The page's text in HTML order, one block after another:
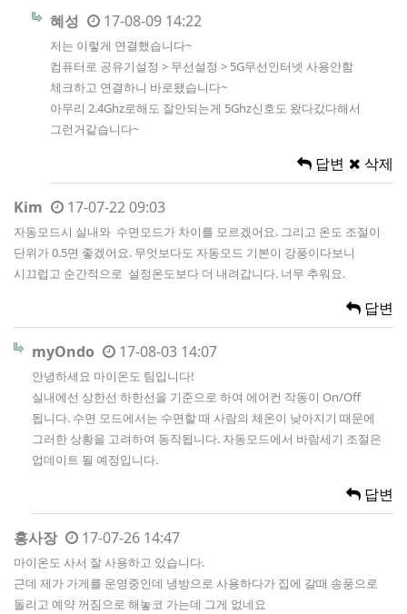
혜성 17-08-09 14:22
저는 이렇게 연결했습니다~
컴퓨터로 공유기설정 > 무선설정 > 5G무선인터넷 사용안함
체크하고 연결하니 바로됐습니다~
아무리 2.4Ghz로해도 잘안되는게 5Ghz신호도 왔다갔다해서
그런거같습니다~
답변 삭제
Kim 17-07-22 09:03
자동모드시 실내와 수면모드가 차이를 모르겠어요. 그리고 온도 조절이
단위가 0.5면 좋겠어요. 무엇보다도 자동모드 기본이 강풍이다보니
시끄럽고 순간적으로 설정온도보다 더 내려갑니다. 너무 추워요.
답변
myOndo 17-08-03 14:07
안녕하세요 마이온도 팀입니다!
실내에선 상한선 하한선을 기준으로 하여 에어컨 작동이 On/Off
됩니다. 수면 모드에서는 수면할 때 사람의 체온이 낮아지기 때문에
그러한 상황을 고려하여 동작됩니다. 자동모드에서 바람세기 조절은
업데이트 될 예정입니다.
답변
홍사장 17-07-26 14:47
마이온도 사서 잘 사용하고 있습니다.
근데 제가 가게를 운영중인데 냉방으로 사용하다가 집에 갈때 송풍으로
돌리고 예약 꺼짐으로 해놓코 가는데 그게 없네요